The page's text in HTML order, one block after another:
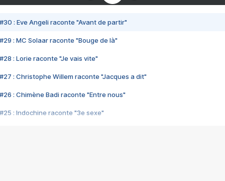
#30 : Eve Angeli raconte "Avant de partir"
#29 : MC Solaar raconte "Bouge de là"
#28 : Lorie raconte "Je vais vite"
#27 : Christophe Willem raconte "Jacques a dit"
#26 : Chimène Badi raconte "Entre nous"
#25 : Indochine raconte "3e sexe"